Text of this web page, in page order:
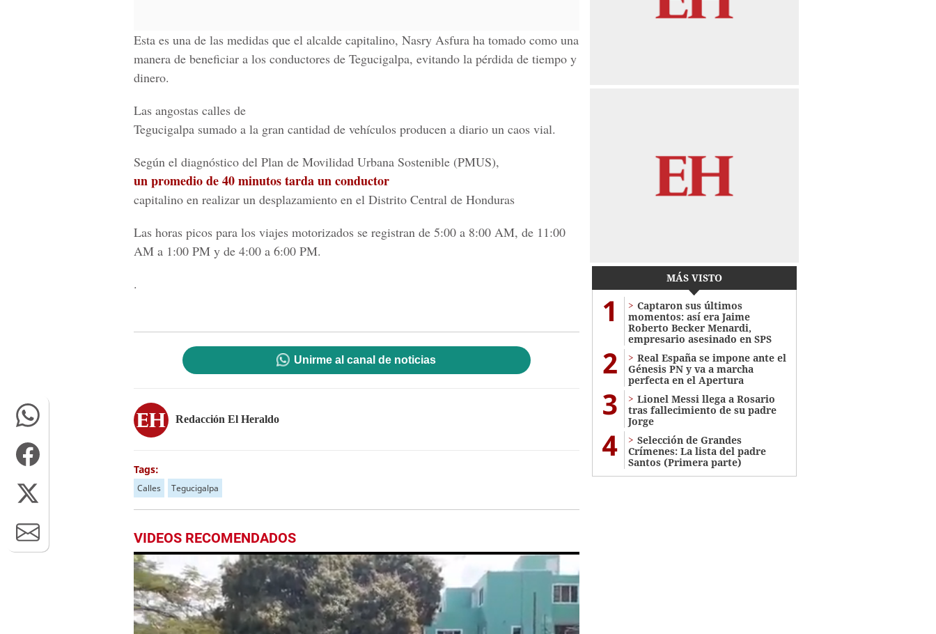
Esta es una de las medidas que el alcalde capitalino, Nasry Asfura ha tomado como una
manera de beneficiar a los conductores de Tegucigalpa, evitando la pérdida de tiempo y
dinero.
Las angostas calles de
Tegucigalpa sumado a la gran cantidad de vehículos producen a diario un caos vial.
Según el diagnóstico del Plan de Movilidad Urbana Sostenible (PMUS),
un promedio de 40 minutos tarda un conductor
capitalino en realizar un desplazamiento en el Distrito Central de Honduras
Las horas picos para los viajes motorizados se registran de 5:00 a 8:00 AM, de 11:00
AM a 1:00 PM y de 4:00 a 6:00 PM.
.
Unirme al canal de noticias
Redacción El Heraldo
Tags:
Calles Tegucigalpa
VIDEOS RECOMENDADOS
MÁS VISTO
1
Captaron sus últimos
momentos: así era Jaime
Roberto Becker Menardi​​​,
empresario asesinado en SPS
2
Real España se impone ante el
Génesis PN y va a marcha
perfecta en el Apertura
3
Lionel Messi llega a Rosario
tras fallecimiento de su padre
Jorge
4
Selección de Grandes
Crímenes: La lista del padre
Santos (Primera parte)